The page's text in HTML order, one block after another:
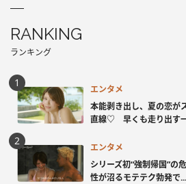
RANKING
ランキング
エンタメ
本能剥き出し、夏の恋
直線♡ 早くも走り出す
エンタメ
シリーズ初“強制帰国”
性が沼るモテテク勃発で...